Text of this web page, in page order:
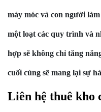
máy móc và con người
một loạt các quy trình và
hợp sẽ không chỉ tăng
cuối cùng sẽ mang lại sự
Liên hệ thuê kho